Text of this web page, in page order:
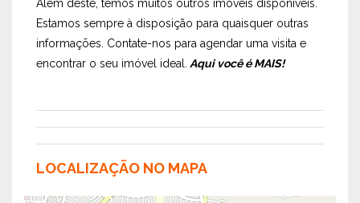
Além deste, temos muitos outros imóveis disponíveis.
Estamos sempre à disposição para quaisquer outras
informações. Contate-nos para agendar uma visita e
encontrar o seu imóvel ideal.
Aqui você é MAIS!
LOCALIZAÇÃO NO MAPA